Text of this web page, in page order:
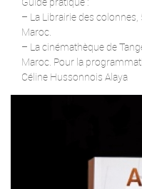
– La Librairie des
Maroc.
– La cinémathèque de
Maroc. Pour la
Céline Hussonnois Alaya